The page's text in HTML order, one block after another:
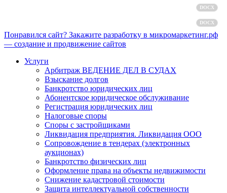
DOCX
DOCX
Понравился сайт? Закажите разработку в микромаркетинг.рф
— создание и продвижение сайтов
Услуги
Арбитраж ВЕДЕНИЕ ДЕЛ В СУДАХ
Взыскание долгов
Банкротство юридических лиц
Абонентское юридическое обслуживание
Регистрация юридических лиц
Налоговые споры
Споры с застройщиками
Ликвидация предприятия. Ликвидация ООО
Сопровождение в тендерах (электронных
аукционах)
Банкротство физических лиц
Оформление права на объекты недвижимости
Снижение кадастровой стоимости
Защита интеллектуальной собственности